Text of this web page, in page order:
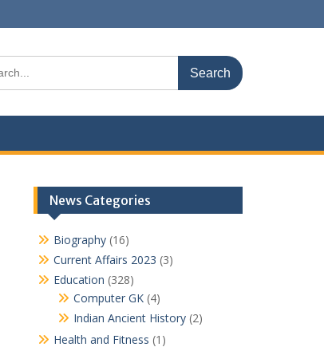
News Categories
Biography(16)
Current Affairs 2023 (3)
Education (328)
Computer GK(4)
Indian Ancient History(2)
Health and Fitness (1)